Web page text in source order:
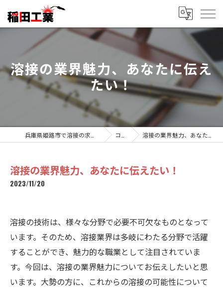
溶接の業界魅力、あなたに伝え
たい！
コラム 溶接の業界魅力、あなたに伝えたい！
溶接の業界魅力、あなたに伝えたい！
2023/11/20
溶接の技術は、様々な分野で必要不可欠なものとなって
います。そのため、溶接業界は多岐にわたる分野で活躍
することができ、魅力的な職業として注目されていま
す。今回は、溶接の業界魅力についてお伝えしたいと思
います。大勢の方に、これからの溶接の可能性について